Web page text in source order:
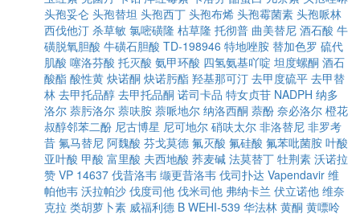
头孢妥仑 头孢替坦 头孢西丁 头孢布烯 头孢霉菌素 头孢哌林
西伐他汀 杀草敏 氯嘧磺隆 枯草隆 托彻普 曲美替尼 酒石酸 牛
磺脱氧胆酸 牛磺石胆酸 TD-198946 特地唑胺 替加色罗 硫代
肌酸 噻洛芬酸 托灭酸 氨甲环酸 四氢氨基吖啶 坦度螺酮 酒石
酸酯 酸性黄 炔诺酮 炔诺肟酯 羟基那可汀 去甲度硫平 去甲替
林 去甲托品醇 去甲托品酮 诺司卡品 特女贞苷 NADPH 纳多
洛尔 萘肟洛尔 萘呋胺 萘哌地尔 纳洛西酮 萘酚 奈必洛尔 橙花
叔醇邻苯二酚 尼古博星 尼可地尔 硝呋太尔 非洛替尼 非罗考
昔 氟马替尼 阿魏酸 芬戈莫德 氟灭酸 氟硅酸 氟苯吡菌胺 叶酸
亚叶酸 甲酸 富里酸 夫西地酸 荞麦碱 法莫替丁 牡荆素 沃诺拉
赞 VP 14637 伐昔洛韦 缬更昔洛韦 伐司扑达 Vapendavir 维
帕他韦 沃拉帕沙 伐度司他 伐米司他 弗纳卡兰 伏立诺他 维奈
克拉 类胡萝卜素 威福利德 B WEHI-539 华法林 黄酮 黄嘌呤